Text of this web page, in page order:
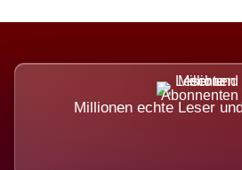
Millionen echte Leser